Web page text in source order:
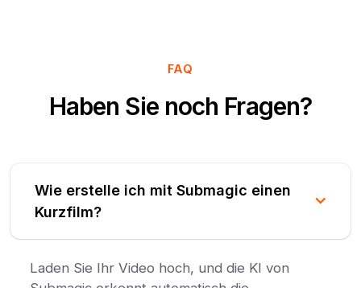
FAQ
Haben Sie noch Fragen?
Wie erstelle ich mit Submagic einen
Kurzfilm?
Laden Sie Ihr Video hoch, und die KI von